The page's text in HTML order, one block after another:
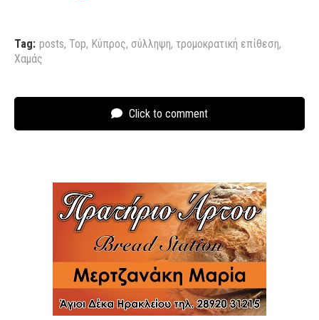
Tag: posts, Top, Κύπρος, σύλληψη, τρομοκρατική επίθεση,
Χαμάς
Click to comment